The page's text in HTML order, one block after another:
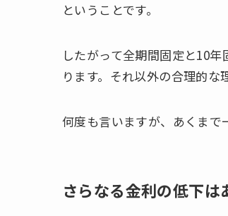
ということです。
したがって全期間固定と10
ります。それ以外の合理的な
何度も言いますが、あくまで
さらなる金利の低下は